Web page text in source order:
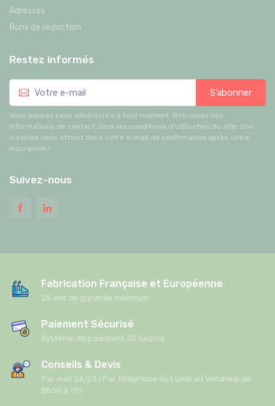
Adresses
Bons de réduction
Restez informés
S’abonner
Vous pouvez vous désinscrire à tout moment. Retrouvez nos
informations de contact dans les conditions d'utilisation du site. Une
surprise vous attend dans votre e-mail de confirmation après votre
inscription !
Suivez-nous
Fabrication Française et Européenne
25 ans de garantie minimum
Paiement Sécurisé
Système de paiement 3D Secure
Conseils & Devis
Par mail 24/24 I Par téléphone du Lundi au Vendredi de
8h30 à 17h